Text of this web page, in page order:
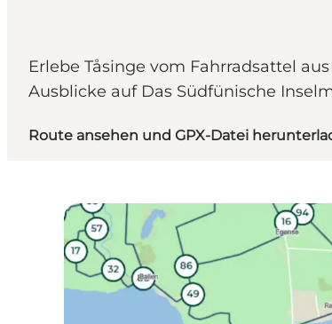
Erlebe Tåsinge vom Fahrradsattel
Ausblicke auf Das Südfünische
Route ansehen und GPX-Datei